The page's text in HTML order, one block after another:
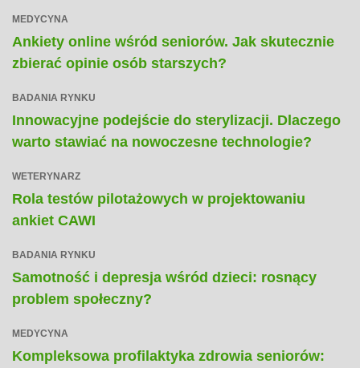
MEDYCYNA
Ankiety online wśród seniorów. Jak skutecznie
zbierać opinie osób starszych?
BADANIA RYNKU
Innowacyjne podejście do sterylizacji. Dlaczego
warto stawiać na nowoczesne technologie?
WETERYNARZ
Rola testów pilotażowych w projektowaniu
ankiet CAWI
BADANIA RYNKU
Samotność i depresja wśród dzieci: rosnący
problem społeczny?
MEDYCYNA
Kompleksowa profilaktyka zdrowia seniorów: